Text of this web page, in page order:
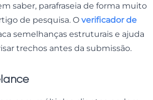
saber, parafraseia de forma muito
de pesquisa. O verificador de
semelhanças estruturais e ajuda
trechos antes da submissão.